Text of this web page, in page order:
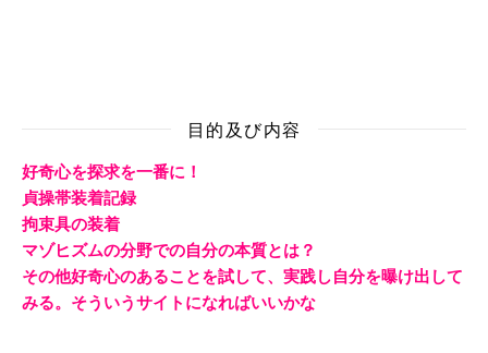
目的及び内容
好奇心を探求を一番に！
貞操帯装着記録
拘束具の装着
マゾヒズムの分野での自分の本質とは？
その他好奇心のあることを試して、実践し自分を曝け出して
みる。そういうサイトになればいいかな